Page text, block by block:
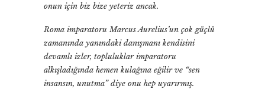
onun için biz bize yeteriz ancak.
Roma imparatoru Marcus Aurelius’un çok güçlü
zamanında yanındaki danışmanı kendisini
devamlı izler, topluluklar imparatoru
alkışladığında hemen kulağına eğilir ve “sen
insansın, unutma” diye onu hep uyarırmış.